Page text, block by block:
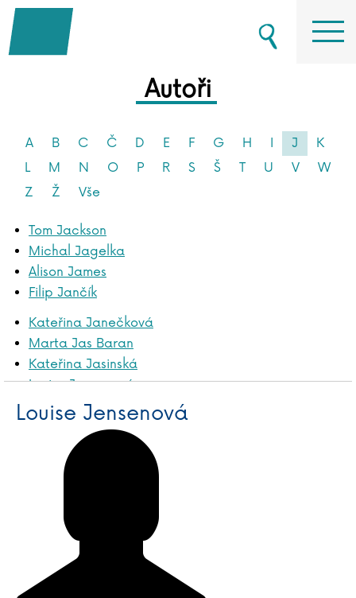
Autoři
A B C Č D E F G H I J
K
L
M N O P R S Š T U V
W
Z
Ž Vše
Tom Jackson
Michal Jagelka
Alison James
Filip Jančík
Kateřina Janečková
Marta Jas Baran
Kateřina Jasinská
Louise Jensenová
Ivana Jirešová
Tomáš Jirman
Boris Johnson
Tim Johnston
Ewa Jostes
Louise Jensenová